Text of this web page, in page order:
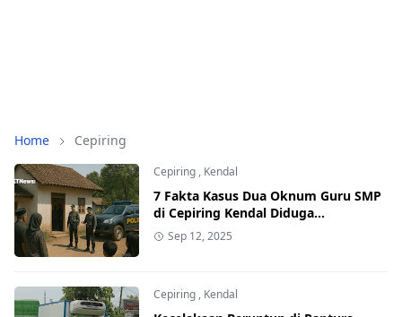
Home Cepiring
Cepiring, Kendal
7 Fakta Kasus Dua Oknum Guru SMP
di Cepiring Kendal Diduga
Berselingkuh: Kronologi, Pengakuan,
hingga Sanksi
Sep 12, 2025
Cepiring, Kendal